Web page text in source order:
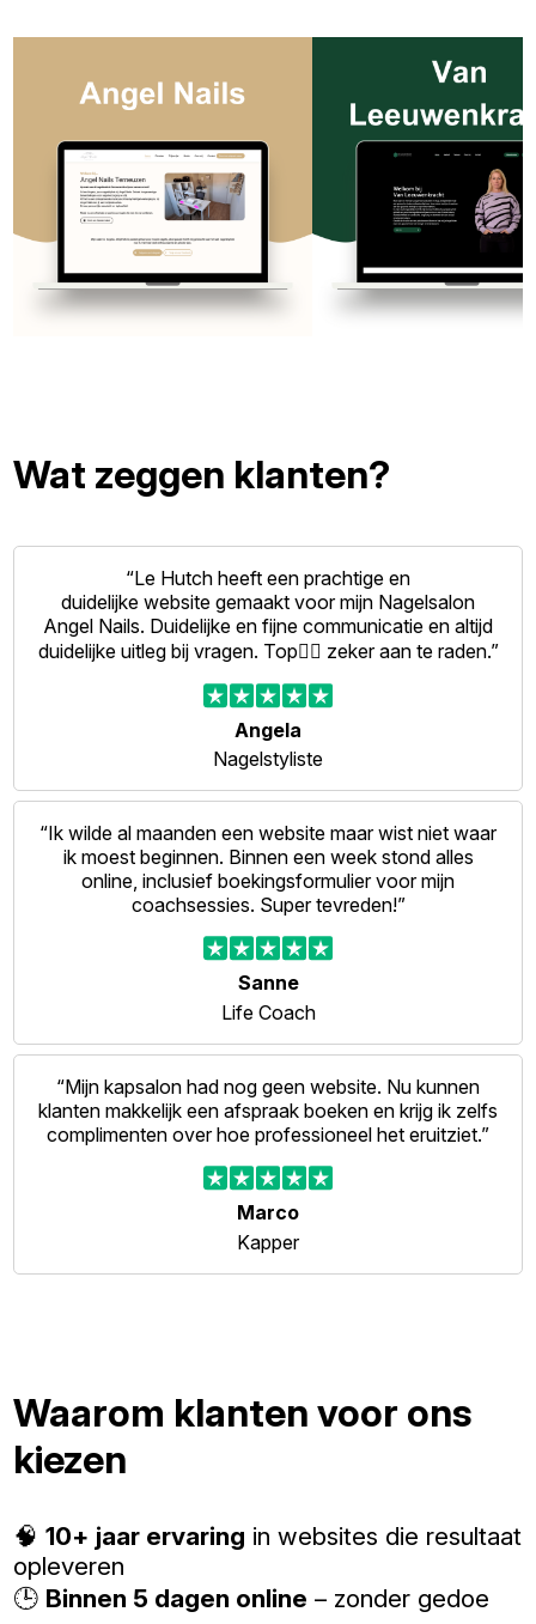
Wat zeggen klanten?
“Le Hutch heeft een prachtige en
duidelijke website gemaakt voor mijn Nagelsalon
Angel Nails. Duidelijke en fijne communicatie en altijd
duidelijke uitleg bij vragen. Top👍🏻 zeker aan te raden.”
Angela
Nagelstyliste
“Ik wilde al maanden een website maar wist niet waar
ik moest beginnen. Binnen een week stond alles
online, inclusief boekingsformulier voor mijn
coachsessies. Super tevreden!”
Sanne
Life Coach
“Mijn kapsalon had nog geen website. Nu kunnen
klanten makkelijk een afspraak boeken en krijg ik zelfs
complimenten over hoe professioneel het eruitziet.”
Marco
Kapper
Waarom klanten voor ons
kiezen
🧠10+ jaar ervaring in websites die resultaat
opleveren
🕒 Binnen 5 dagen online – zonder gedoe